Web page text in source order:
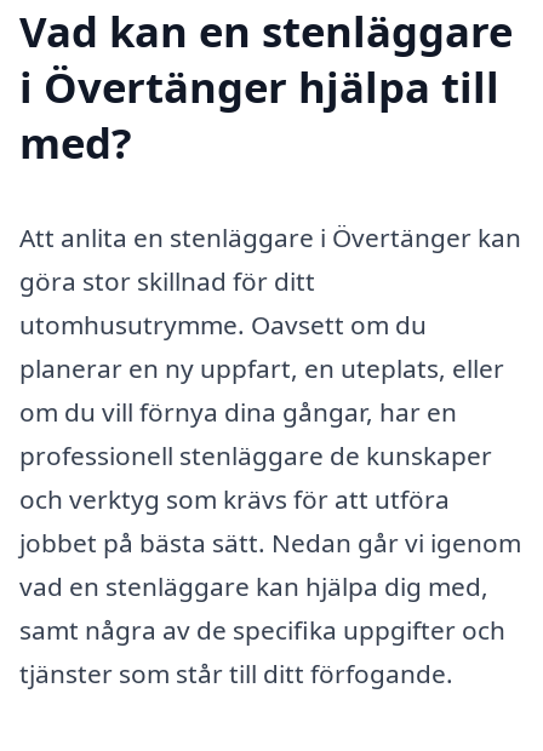
Vad kan en stenläggare
i Övertänger hjälpa till
med?
Att anlita en stenläggare i Övertänger kan
göra stor skillnad för ditt
utomhusutrymme. Oavsett om du
planerar en ny uppfart, en uteplats, eller
om du vill förnya dina gångar, har en
professionell stenläggare de kunskaper
och verktyg som krävs för att utföra
jobbet på bästa sätt. Nedan går vi igenom
vad en stenläggare kan hjälpa dig med,
samt några av de specifika uppgifter och
tjänster som står till ditt förfogande.